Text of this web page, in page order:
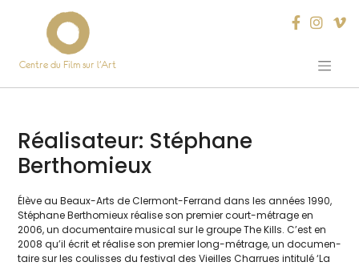
Centre du Film sur l’Art
Réalisateur: Stéphane
Berthomieux
Élève au Beaux-Arts de Clermont-Ferrand dans les années 1990,
Stéphane Berthomieux réa­lise son pre­mier court-métrage en
2006, un docu­men­taire musi­cal sur le groupe The Kills. C’est en
2008 qu’il écrit et réa­lise son pre­mier long-métrage, un docu­men­
taire sur les cou­lisses du fes­ti­val des Vieilles Charrues inti­tu­lé ‘La